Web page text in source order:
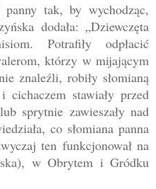
tak, by wychodząc,
dodała: „Dziewczęta
Potrafiły odpłacić
którzy w mijającym
znaleźli, robiły słomianą
cichaczem stawiały przed
sprytnie zawieszały nad
co słomiana panna
ten funkcjonował na
w Obrytem i Gródku